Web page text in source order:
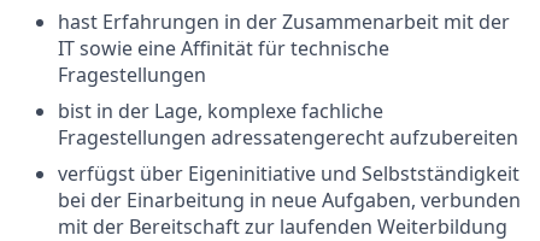
hast Erfahrungen in der Zusammenarbeit mit der
IT sowie eine Affinität für technische
Fragestellungen
bist in der Lage, komplexe fachliche
Fragestellungen adressatengerecht aufzubereiten
verfügst über Eigeninitiative und Selbstständigkeit
bei der Einarbeitung in neue Aufgaben, verbunden
mit der Bereitschaft zur laufenden Weiterbildung